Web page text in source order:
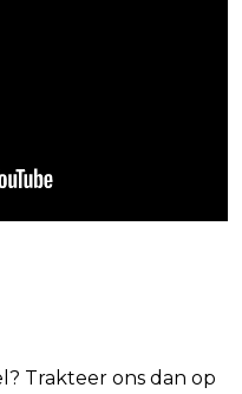
Trakteer ons dan op